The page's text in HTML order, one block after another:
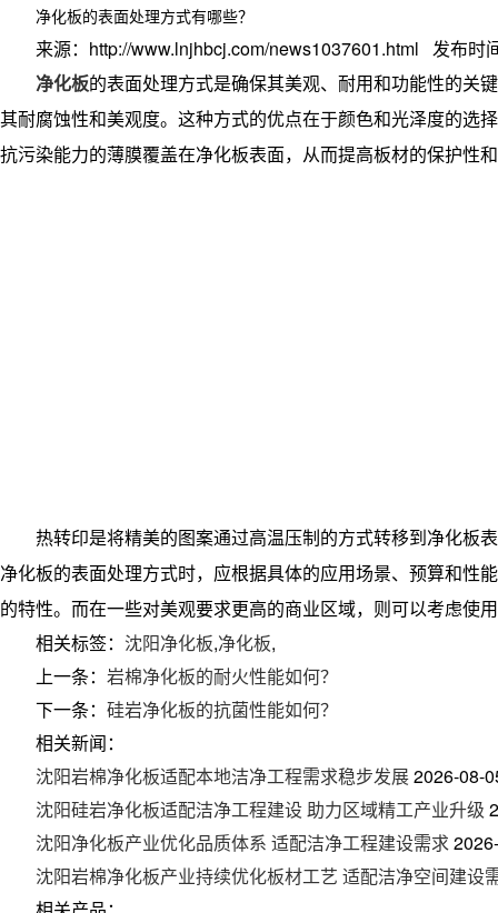
净化板的表面处理方式有哪些？
来源：http://www.lnjhbcj.com/news1037601.html 发布时
净化板的表面处理方式是确保其美观、耐用和功能性的关
其耐腐蚀性和美观度。这种方式的优点在于颜色和光泽度的选
抗污染能力的薄膜覆盖在净化板表面，从而提高板材的保护
热转印是将精美的图案通过高温压制的方式转移到净化板
净化板的表面处理方式时，应根据具体的应用场景、预算和性
的特性。而在一些对美观要求更高的商业区域，则可以考虑使
相关标签： 沈阳净化板,净化板,
上一条： 岩棉净化板的耐火性能如何？
下一条： 硅岩净化板的抗菌性能如何？
相关新闻：
沈阳岩棉净化板适配本地洁净工程需求稳步发展2026-08-
沈阳硅岩净化板适配洁净工程建设 助力区域精工产业升级
沈阳净化板产业优化品质体系 适配洁净工程建设需求
沈阳岩棉净化板产业持续优化板材工艺 适配洁净空间建设